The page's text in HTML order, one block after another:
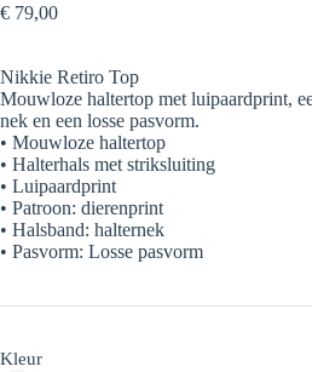
€ 79,00
Nikkie Retiro Top
Mouwloze haltertop met luipaardprint,
nek en een losse pasvorm.
• Mouwloze haltertop
• Halterhals met striksluiting
• Luipaardprint
• Patroon: dierenprint
• Halsband: halternek
• Pasvorm: Losse pasvorm
Kleur